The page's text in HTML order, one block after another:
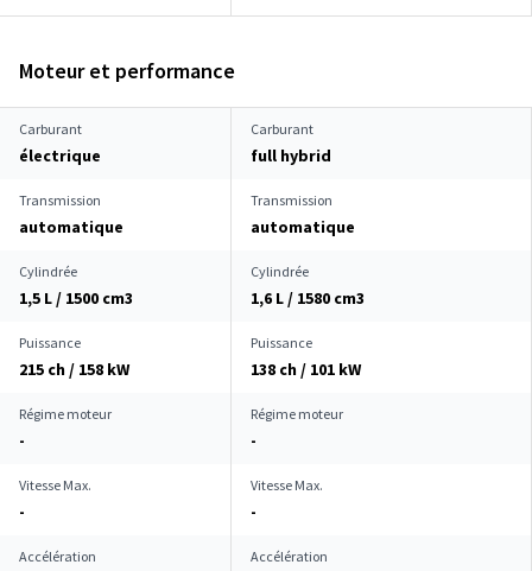
Moteur et performance
Carburant
électrique
Carburant
full hybrid
Transmission
automatique
Transmission
automatique
Cylindrée
1,5 L / 1500 cm3
Cylindrée
1,6 L / 1580 cm3
Puissance
215 ch / 158 kW
Puissance
138 ch / 101 kW
Régime moteur
-
Régime moteur
-
Vitesse Max.
-
Vitesse Max.
-
Accélération Accélération